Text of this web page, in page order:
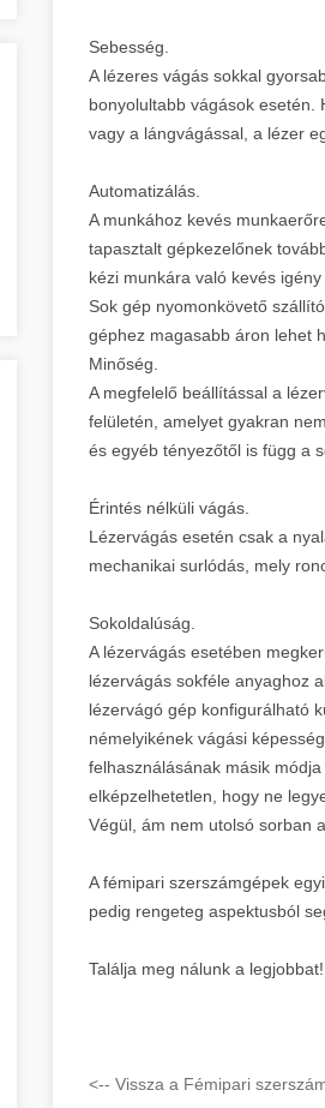
Sebesség.
A lézeres vágás sokkal
bonyolultabb vágások esetén.
vagy a lángvágással, a lézer
Automatizálás.
A munkához kevés
tapasztalt gépkezelőnek
kézi munkára való kevés
Sok gép nyomonkövető
géphez magasabb áron lehet
Minőség.
A megfelelő beállítással a
felületén, amelyet gyakran
és egyéb tényezőtől is függ a
Érintés nélküli vágás.
Lézervágás esetén csak a
mechanikai surlódás, mely
Sokoldalúság.
A lézervágás esetében
lézervágás sokféle anyaghoz
lézervágó gép konfigurálható
némelyikének vágási
felhasználásának másik
elképzelhetetlen, hogy ne
Végül, ám nem utolsó sorban
A fémipari szerszámgépek
pedig rengeteg aspektusból
Találja meg nálunk a legjobbat!
<-- Vissza a Fémipari